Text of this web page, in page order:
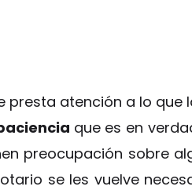
presta atención a lo que
que es en
preocupación sobre
se les vuelve